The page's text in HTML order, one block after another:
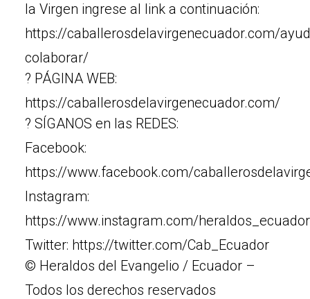
la Virgen ingrese al link a continuación:
https://caballerosdelavirgenecuador.com/
colaborar/
? PÁGINA WEB:
https://caballerosdelavirgenecuador.com/
? SÍGANOS en las REDES:
Facebook:
https://www.facebook.com/
Instagram:
https://www.instagram.com/
Twitter: https://twitter.com/Cab_Ecuador
© Heraldos del Evangelio / Ecuador –
Todos los derechos reservados